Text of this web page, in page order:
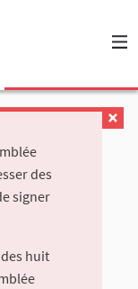
des
signer
huit